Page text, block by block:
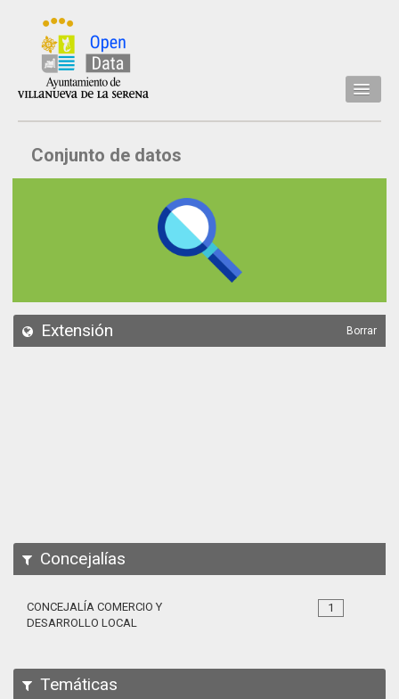
Inicio
Datos
API
Conjunto de datos
Extensión Borrar
Concejalías
1
CONCEJALÍA COMERCIO Y
DESARROLLO LOCAL
Temáticas